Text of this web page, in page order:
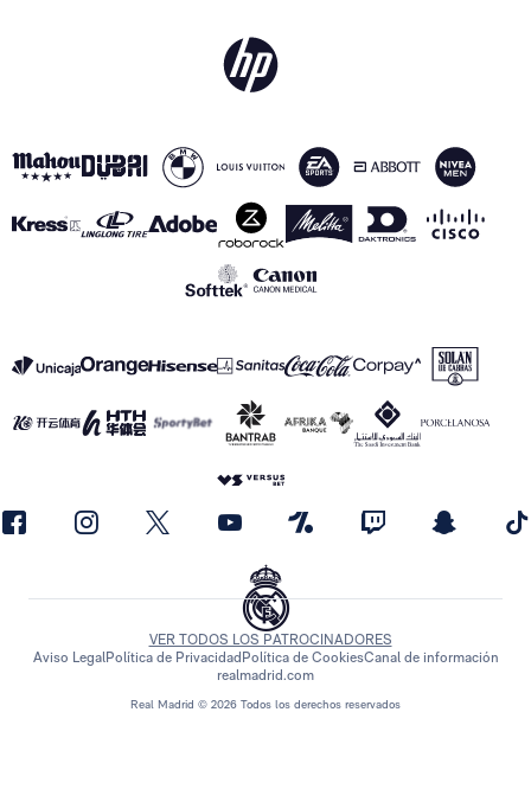
Real Madrid © 2026 Todos los derechos reservados
VER TODOS LOS PATROCINADORES
Aviso LegalPolítica de Privacidad Política de CookiesCanal de información
realmadrid.com